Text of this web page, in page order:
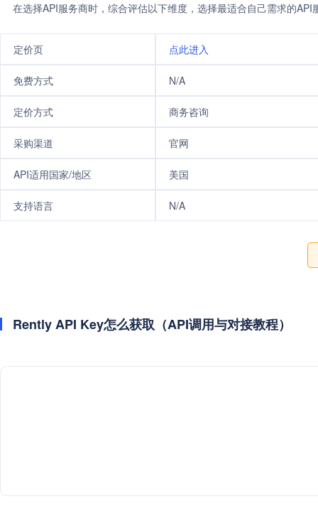
在选择API服务商时，综合评估以下维度，选择最适合自己需求的
定价页 点此进入
免费方式 N/A
定价方式 商务咨询
采购渠道 官网
API适用国家/地区 美国
支持语言 N/A
Rently API Key怎么获取（API调用与对接教程）